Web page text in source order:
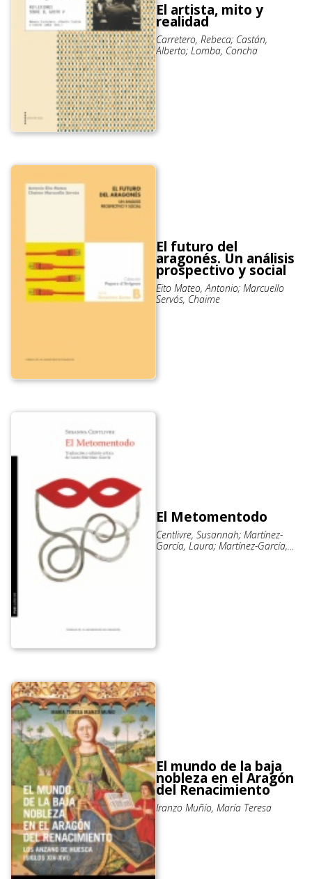
El artista, mito y
realidad
Carretero, Rebeca; Castán,
Alberto; Lomba, Concha
El futuro del
aragonés. Un análisis
prospectivo y social
Eito Mateo, Antonio; Marcuello
Servós, Chaime
El Metomentodo
Centlivre, Susannah; Martínez-
García, Laura; Martínez-García,
El mundo de la baja
nobleza en el Aragón
del Renacimiento
Iranzo Muñío, María Teresa